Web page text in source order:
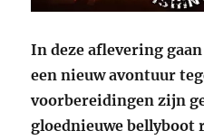
In deze aflevering
een nieuw avontuur
voorbereidingen zijn
gloednieuwe bellyboot